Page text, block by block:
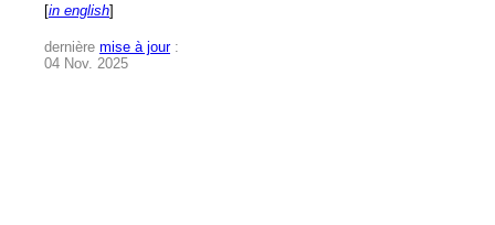
[in english]
dernière mise à jour:
04 Nov. 2025